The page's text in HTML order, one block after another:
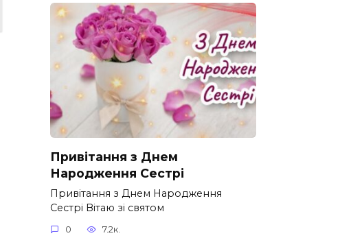
Привітання з Днем
Народження Сестрі
Привітання з Днем Народження
Сестрі Вітаю зі святом
0 7.2к.